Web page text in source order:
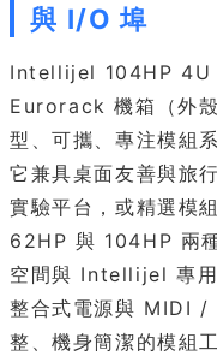
與 I/O 埠
Intellijel 104HP 4U
Eurorack 機箱（外
型、可攜、專注模組
它兼具桌面友善與旅
實驗平台，或精選模
62HP 與 104HP 兩
空間與 Intellijel 專用
整合式電源與 MIDI
整、機身簡潔的模組工